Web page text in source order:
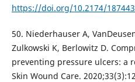
https://doi.org/10.2174/
50. Niederhauser A,
Zulkowski K, Berlowitz D.
preventing pressure ulcers: a
Skin Wound Care.